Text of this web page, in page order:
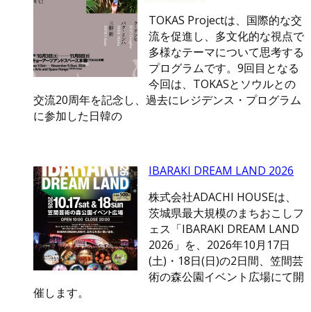
TOKAS Projectは、国際的な交
流を促進し、多文化的な視点で
多様なテーマについて思考する
プログラムです。9回目となる
今回は、TOKASとソウルとの
交流20周年を記念し、過去にレジデンス・プログラム
に参加した日韓の
IBARAKI DREAM LAND 2026
株式会社ADACHI HOUSEは、
茨城県最大規模のまちおこしフ
ェス「IBARAKI DREAM LAND
2026」を、2026年10月17日
(土)・18日(日)の2日間、笠間芸
術の森公園イベント広場にて開
催します。